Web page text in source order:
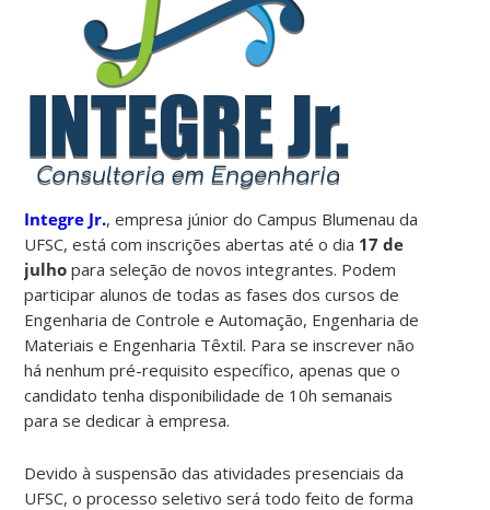
Integre Jr., empresa júnior do Campus Blumenau da
UFSC, está com inscrições abertas até o dia 17 de
julho para seleção de novos integrantes. Podem
participar alunos de todas as fases dos cursos de
Engenharia de Controle e Automação, Engenharia de
Materiais e Engenharia Têxtil. Para se inscrever não
há nenhum pré-requisito específico, apenas que o
candidato tenha disponibilidade de 10h semanais
para se dedicar à empresa.
Devido à suspensão das atividades presenciais da
UFSC, o processo seletivo será todo feito de forma